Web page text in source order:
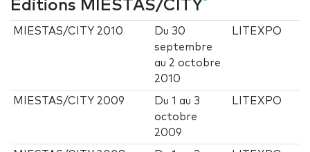
Éditions MIESTAS/CITY
MIESTAS/CITY 2010 Du 30
septembre
au 2 octobre
2010
LITEXPO
MIESTAS/CITY 2009 Du1 au 3
octobre
2009
LITEXPO